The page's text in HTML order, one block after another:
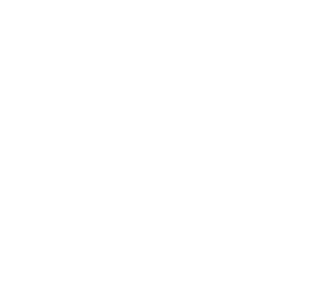
いう議論になるわけ
的にもですねそれが
うことなんですけど
れてないことがある
してよとなんで返し